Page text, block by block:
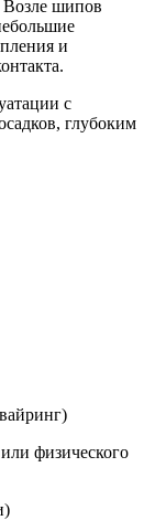
Возле шипов
и
с
глубоким
физического